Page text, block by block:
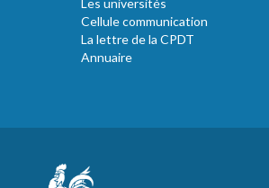
Les universités
Cellule communication
La lettre de la CPDT
Annuaire